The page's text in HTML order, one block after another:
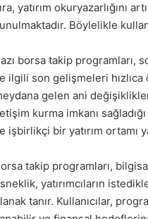
yatırım okuryazarlığını
Böylelikle
borsa takip programları,
ilgili son gelişmeleri hızlıca
gelen ani
kurma imkanı
işbirlikçi bir yatırım ortamı
takip programları,
yatırımcıların
tanır. Kullanıcılar,